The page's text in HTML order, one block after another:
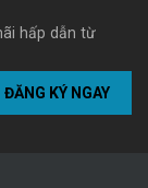
hấp dẫn từ
ĐĂNG KÝ NGAY